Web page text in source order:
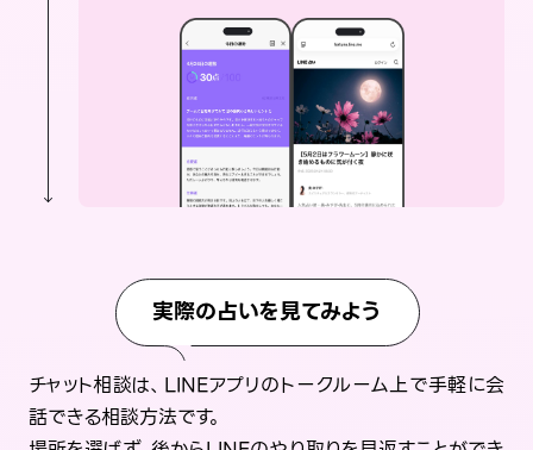
実際の占いを見てみよう
チャット相談は、LINEアプリのトークルーム上で手軽に会
話できる相談方法です。